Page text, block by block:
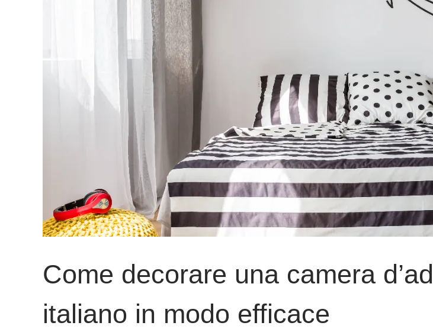
Come decorare una camera
italiano in modo efficace